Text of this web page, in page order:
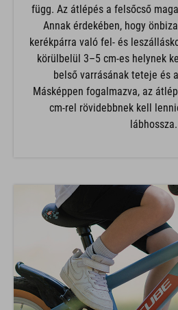
függ. Az átlépés a felsőcső
Annak érdekében, hogy
kerékpárra való fel- és
körülbelül 3–5 cm-es helynek
belső varrásának teteje és
Másképpen fogalmazva, az
cm-rel rövidebbnek kell
lábhossza.